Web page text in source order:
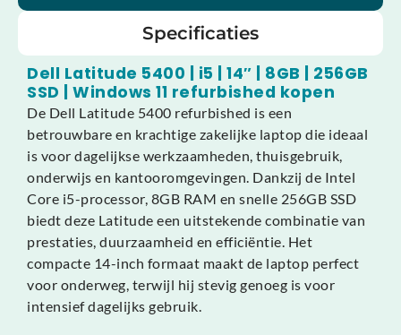
Specificaties
Dell Latitude 5400 | i5 | 14″ | 8GB | 256GB
SSD | Windows 11 refurbished kopen
De Dell Latitude 5400 refurbished is een
betrouwbare en krachtige zakelijke laptop die ideaal
is voor dagelijkse werkzaamheden, thuisgebruik,
onderwijs en kantooromgevingen. Dankzij de Intel
Core i5-processor, 8GB RAM en snelle 256GB SSD
biedt deze Latitude een uitstekende combinatie van
prestaties, duurzaamheid en efficiëntie. Het
compacte 14-inch formaat maakt de laptop perfect
voor onderweg, terwijl hij stevig genoeg is voor
intensief dagelijks gebruik.